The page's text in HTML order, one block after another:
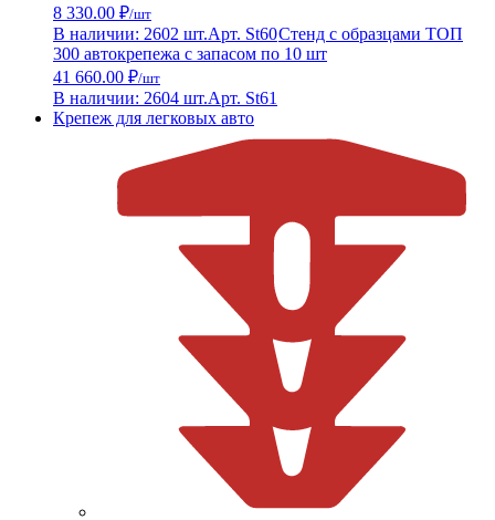
8 330.00 ₽/шт
В наличии: 2602 шт.Арт. St60Стенд с образцами ТОП
300 автокрепежа с запасом по 10 шт
41 660.00 ₽/шт
В наличии: 2604 шт.Арт. St61
Крепеж для легковых авто